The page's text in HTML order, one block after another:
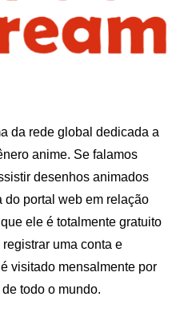
da rede global dedicada a
anime. Se falamos
desenhos animados
do portal web em relação
ele é totalmente gratuito
uma conta e
visitado mensalmente por
todo o mundo.